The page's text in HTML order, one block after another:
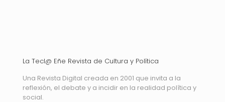
La Tecl@ Eñe Revista de Cultura y Política
Una Revista Digital creada en 2001 que invita a la
reflexión, el debate y a incidir en la realidad política y
social.